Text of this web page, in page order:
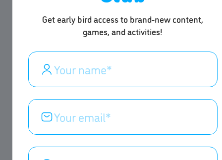
Get early bird access to brand-new content,
games, and activities!